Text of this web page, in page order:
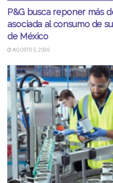
P&G busca reponer más
asociada al consumo de
de México
AGOSTO 5, 2026